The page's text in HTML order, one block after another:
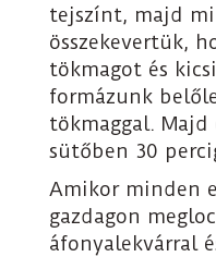
tejszínt, majd
összekevertük,
tökmagot és
formázunk
tökmaggal.
sütőben 30
Amikor minden
gazdagon
áfonyalekvárral